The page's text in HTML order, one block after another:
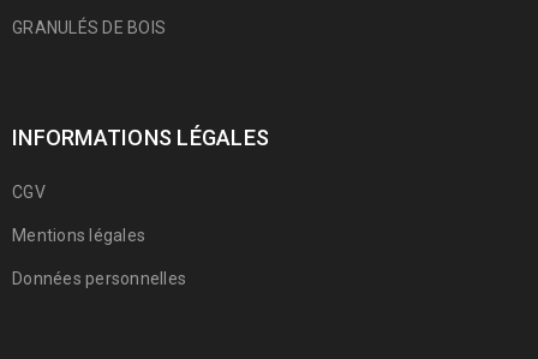
GRANULÉS DE BOIS
INFORMATIONS LÉGALES
CGV
Mentions légales
Données personnelles